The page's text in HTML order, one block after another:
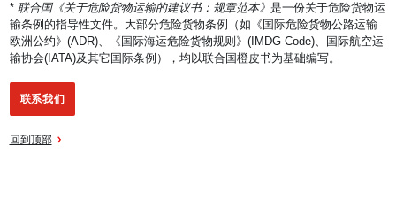
* 联合国《关于危险货物运输的建议书：规章范本》 是一份关于危险货物运
输条例的指导性文件。大部分危险货物条例（如《国际危险货物公路运输
欧洲公约》(ADR)、《国际海运危险货物规则》(IMDG Code)、国际航空运
输协会(IATA)及其它国际条例），均以联合国橙皮书为基础编写。
联系我们
回到顶部